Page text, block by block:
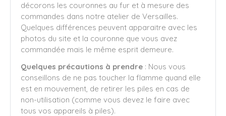
décorons les couronnes au fur et à mesure des
commandes dans notre atelier de Versailles.
Quelques différences peuvent apparaitre avec les
photos du site et la couronne que vous avez
commandée mais le même esprit demeure.
Quelques précautions à prendre : Nous vous
conseillons de ne pas toucher la flamme quand elle
est en mouvement, de retirer les piles en cas de
non-utilisation (comme vous devez le faire avec
tous vos appareils à piles).